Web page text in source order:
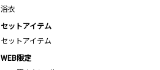
浴衣
セットアイテム
セットアイテム
WEB限定